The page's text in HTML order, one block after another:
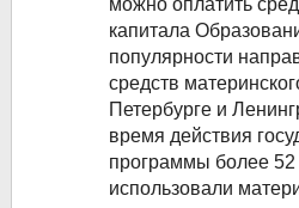
можно оплатить
капитала
популярности
средств
Петербурге и
время действия
программы более 52
использовали